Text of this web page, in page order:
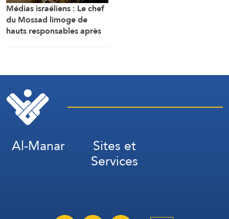
Médias israéliens : Le chef
du Mossad limoge de
hauts responsables après
Al-Manar Sites et
Services